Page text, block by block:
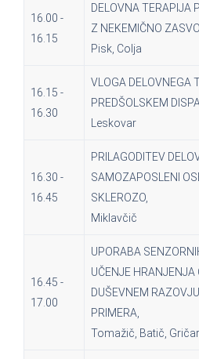
16.00 -
16.15
DELOVNA TERAPIJA
Z NEKEMIČNO
Pisk, Colja
16.15 -
16.30
VLOGA DELOVNEGA
PREDŠOLSKEM
Leskovar
16.30 -
16.45
PRILAGODITEV
SAMOZAPOSLENI
SKLEROZO,
Miklavčič
16.45 -
17.00
UPORABA
UČENJE
DUŠEVNEM
PRIMERA,
Tomažič, Batič, Gričar